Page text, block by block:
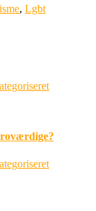
, Lgbt